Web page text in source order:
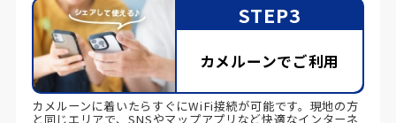
STEP3
カメルーンでご利用
カメルーンに着いたらすぐにWiFi接続が可能です。現地の方
と同じエリアで、SNSやマップアプリなど快適なインターネ